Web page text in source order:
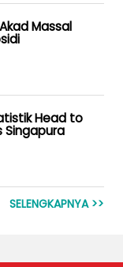
Massal
Head to
Singapura
SELENGKAPNYA >>